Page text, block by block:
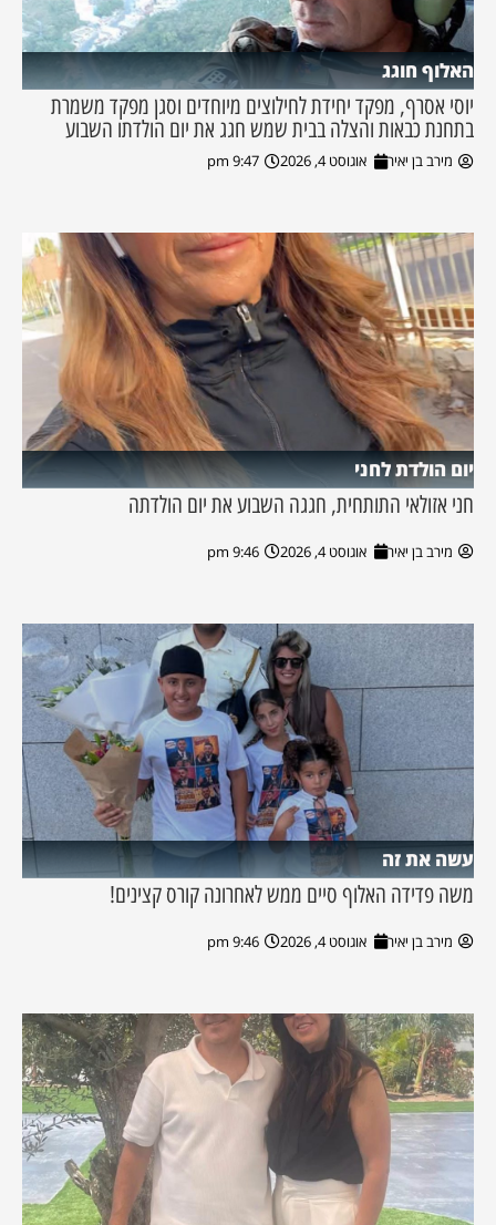
האלוף חוגג
יוסי אסרף, מפקד יחידת לחילוצים מיוחדים וסגן מפקד משמרת
בתחנת כבאות והצלה בבית שמש חגג את יום הולדתו השבוע
מירב בן יאיר אוגוסט 4, 2026 9:47 pm
יום הולדת לחני
חני אזולאי התותחית, חגגה השבוע את יום הולדתה
מירב בן יאיר אוגוסט 4, 2026 9:46 pm
עשה את זה
משה פדידה האלוף סיים ממש לאחרונה קורס קצינים!
מירב בן יאיר אוגוסט 4, 2026 9:46 pm